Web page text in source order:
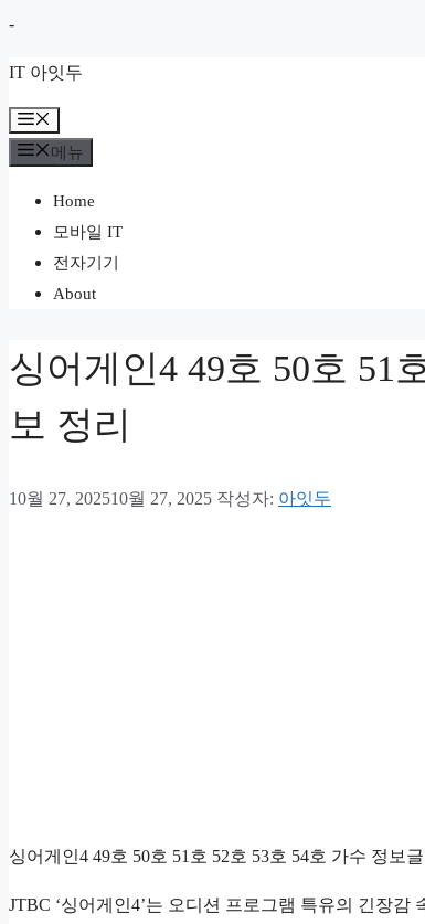
-컨
츠
로
건
IT 아잇두
뉴
메뉴
Home
모바일 IT
전자기기
About
싱어게인4 49호 50호 51
보 정리
10월 27, 202510월 27, 2025 작성자: 아잇두
싱어게인4 49호 50호 51호 52호 53호 54호 가수 정보
JTBC ‘싱어게인4’는 오디션 프로그램 특유의 긴장